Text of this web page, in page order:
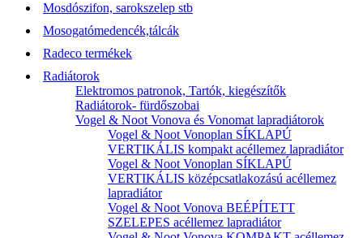
Mosdószifon, sarokszelep stb
Mosogatómedencék,tálcák
Radeco termékek
Radiátorok
Elektromos patronok, Tartók, kiegészítők
Radiátorok- fürdőszobai
Vogel & Noot Vonova és Vonomat lapradiátorok
Vogel & Noot Vonoplan SÍKLAPÚ
VERTIKÁLIS kompakt acéllemez lapradiátor
Vogel & Noot Vonoplan SÍKLAPÚ
VERTIKÁLIS középcsatlakozású acéllemez
lapradiátor
Vogel & Noot Vonova BEÉPÍTETT
SZELEPES acéllemez lapradiátor